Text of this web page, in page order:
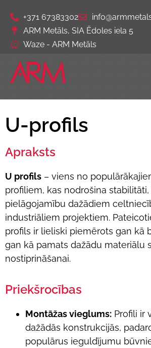
+371 67383302
ARM Metāls, SIA Ēdoles iela 5
Waze - ARM Metāls
U-profils
Apraksts
U profils – viens no
profiliem, kas nodrošina
pielāgojamību dažādiem
industriāliem projektiem.
profils ir lieliski piemērots gan kā
gan kā pamats dažādu materiālu
nostiprināšanai.
Priekšrocības
Montāžas vieglums: Profili ir
dažādās konstrukcijās,
populārus ieguldījumu